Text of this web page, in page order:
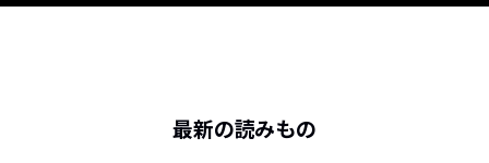
最新の読みもの